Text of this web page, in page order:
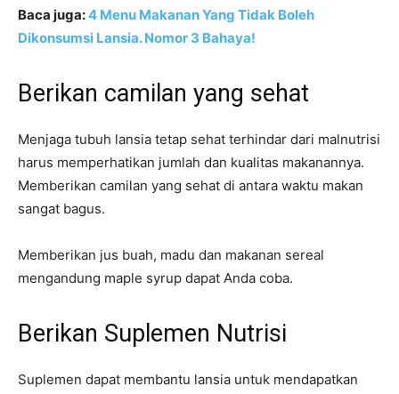
Baca juga:4 Menu Makanan Yang Tidak Boleh
Dikonsumsi Lansia. Nomor 3 Bahaya!
Berikan camilan yang sehat
Menjaga tubuh lansia tetap sehat terhindar dari malnutrisi
harus memperhatikan jumlah dan kualitas makanannya.
Memberikan camilan yang sehat di antara waktu makan
sangat bagus.
Memberikan jus buah, madu dan makanan sereal
mengandung maple syrup dapat Anda coba.
Berikan Suplemen Nutrisi
Suplemen dapat membantu lansia untuk mendapatkan